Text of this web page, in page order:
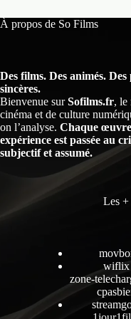
À propos de So Films
Des films. Des animés.
sincères.
Bienvenue surSofilms.fr, le
cinéma et de culture
on l’analyse. Chaque
expérience est passée au
subjectif et assumé.
Les +
wiflix
zone-